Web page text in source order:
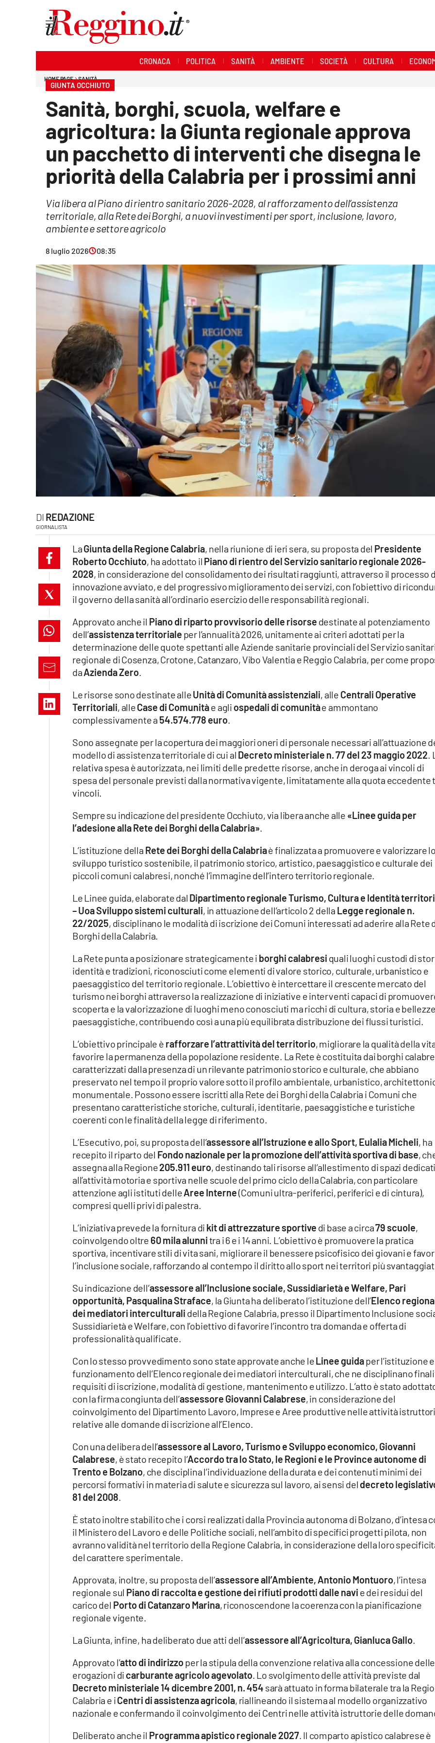
Economia e lavoro
cosenzachannel.it
catanzarochannel.it
Vai
CRONACA POLITICA SANITÀ AMBIENTE SOCIETÀ CULTURA
HOME PAGE SANITÀ
GIUNTA OCCHIUTO
Sanità, borghi, scuola, welfare e
agricoltura: la Giunta regionale approva
un pacchetto di interventi che disegna le
priorità della Calabria per i prossimi anni
Via libera al Piano di rientro sanitario 2026-2028, al rafforzamento dell’assistenza
territoriale, alla Rete dei Borghi, a nuovi investimenti per sport, inclusione, lavoro,
ambiente e settore agricolo
8 luglio 2026 08:35
REDAZIONE
GIORNALISTA
LaGiunta della Regione Calabria, nella riunione di ieri sera, su proposta del Presidente
Roberto Occhiuto, ha adottato il Piano di rientro del Servizio sanitario regionale 2026-
2028, in considerazione del consolidamento dei risultati raggiunti, attraverso il processo
innovazione avviato, e del progressivo miglioramento dei servizi, con l’obiettivo di
il governo della sanità all’ordinario esercizio delle responsabilità regionali.
Approvato anche il Piano di riparto provvisorio delle risorse destinate al potenziamento
dell’assistenza territoriale per l’annualità 2026, unitamente ai criteri adottati per la
determinazione delle quote spettanti alle Aziende sanitarie provinciali del Servizio
regionale di Cosenza, Crotone, Catanzaro, Vibo Valentia e Reggio Calabria, per come
daAzienda Zero.
Le risorse sono destinate alleUnità di Comunità assistenziali, alle Centrali Operative
Territoriali, alleCase di Comunitàe agli ospedali di comunitàe ammontano
complessivamente a 54.574.778 euro.
Sono assegnate per la copertura dei maggiori oneri di personale necessari all’attuazione
modello di assistenza territoriale di cui al Decreto ministeriale n. 77 del 23 maggio 2022.
relativa spesa è autorizzata, nei limiti delle predette risorse, anche in deroga ai vincoli di
spesa del personale previsti dalla normativa vigente, limitatamente alla quota eccedente
vincoli.
Sempre su indicazione del presidente Occhiuto, via libera anche alle «Linee guida per
l’adesione alla Rete dei Borghi della Calabria».
L’istituzione della Rete dei Borghi della Calabriaè finalizzata a promuovere e valorizzare lo
sviluppo turistico sostenibile, il patrimonio storico, artistico, paesaggistico e culturale dei
piccoli comuni calabresi, nonché l’immagine dell’intero territorio regionale.
Le Linee guida, elaborate dal Dipartimento regionale Turismo, Cultura e Identità
– Uoa Sviluppo sistemi culturali, in attuazione dell’articolo 2 della Legge regionale n.
22/2025, disciplinano le modalità di iscrizione dei Comuni interessati ad aderire alla Rete
Borghi della Calabria.
La Rete punta a posizionare strategicamente i borghi calabresi quali luoghi custodi di
identità e tradizioni, riconosciuti come elementi di valore storico, culturale, urbanistico e
paesaggistico del territorio regionale. L’obiettivo è intercettare il crescente mercato del
turismo nei borghi attraverso la realizzazione di iniziative e interventi capaci di
scoperta e la valorizzazione di luoghi meno conosciuti ma ricchi di cultura, storia e bellezze
paesaggistiche, contribuendo così a una più equilibrata distribuzione dei flussi turistici.
L’obiettivo principale è rafforzare l’attrattività del territorio, migliorare la qualità della
favorire la permanenza della popolazione residente. La Rete è costituita dai borghi
caratterizzati dalla presenza di un rilevante patrimonio storico e culturale, che abbiano
preservato nel tempo il proprio valore sotto il profilo ambientale, urbanistico,
monumentale. Possono essere iscritti alla Rete dei Borghi della Calabria i Comuni che
presentano caratteristiche storiche, culturali, identitarie, paesaggistiche e turistiche
coerenti con le finalità della legge di riferimento.
L’Esecutivo, poi, su proposta dell’assessore all’Istruzione e allo Sport, Eulalia Micheli, ha
recepito il riparto del Fondo nazionale per la promozione dell’attività sportiva di base,
assegna alla Regione205.911 euro, destinando tali risorse all’allestimento di spazi dedicati
all’attività motoria e sportiva nelle scuole del primo ciclo della Calabria, con particolare
attenzione agli istituti delleAree Interne(Comuni ultra-periferici, periferici e di cintura),
compresi quelli privi di palestra.
L’iniziativa prevede la fornitura di kit di attrezzature sportive di base a circa79 scuole,
coinvolgendo oltre 60 mila alunnitra i 6 e i 14 anni. L’obiettivo è promuovere la pratica
sportiva, incentivare stili di vita sani, migliorare il benessere psicofisico dei giovani e
l’inclusione sociale, rafforzando al contempo il diritto allo sport nei territori più
Su indicazione dell’assessore all’Inclusione sociale, Sussidiarietà e Welfare, Pari
opportunità, Pasqualina Straface, la Giunta ha deliberato l’istituzione dell’Elenco
dei mediatori interculturali della Regione Calabria, presso il Dipartimento Inclusione
Sussidiarietà e Welfare, con l’obiettivo di favorire l’incontro tra domanda e offerta di
professionalità qualificate.
Con lo stesso provvedimento sono state approvate anche leLinee guidaper l’istituzione
funzionamento dell’Elenco regionale dei mediatori interculturali, che ne disciplinano
requisiti di iscrizione, modalità di gestione, mantenimento e utilizzo. L’atto è stato
con la firma congiunta dell’assessore Giovanni Calabrese, in considerazione del
coinvolgimento del Dipartimento Lavoro, Imprese e Aree produttive nelle attività
relative alle domande di iscrizione all’Elenco.
Con una delibera dell’assessore al Lavoro, Turismo e Sviluppo economico, Giovanni
Calabrese, è stato recepito l’Accordo tra lo Stato, le Regioni e le Province autonome di
Trento e Bolzano, che disciplina l’individuazione della durata e dei contenuti minimi dei
percorsi formativi in materia di salute e sicurezza sul lavoro, ai sensi del decreto
81 del 2008.
È stato inoltre stabilito che i corsi realizzati dalla Provincia autonoma di Bolzano, d’intesa
il Ministero del Lavoro e delle Politiche sociali, nell’ambito di specifici progetti pilota, non
avranno validità nel territorio della Regione Calabria, in considerazione della loro
del carattere sperimentale.
Approvata, inoltre, su proposta dell’assessore all’Ambiente, Antonio Montuoro, l’intesa
regionale sul Piano di raccolta e gestione dei rifiuti prodotti dalle navi e dei residui del
carico del Porto di Catanzaro Marina, riconoscendone la coerenza con la pianificazione
regionale vigente.
La Giunta, infine, ha deliberato due atti dell’assessore all’Agricoltura, Gianluca Gallo.
Approvato l’atto di indirizzoper la stipula della convenzione relativa alla concessione delle
erogazioni di carburante agricolo agevolato. Lo svolgimento delle attività previste dal
Decreto ministeriale 14 dicembre 2001, n. 454 sarà attuato in forma bilaterale tra la
Calabria e iCentri di assistenza agricola, riallineando il sistema al modello organizzativo
nazionale e confermando il coinvolgimento dei Centri nelle attività istruttorie delle
Deliberato anche il Programma apistico regionale 2027. Il comparto apistico calabrese è